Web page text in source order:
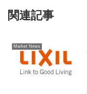
関連記事
Market News